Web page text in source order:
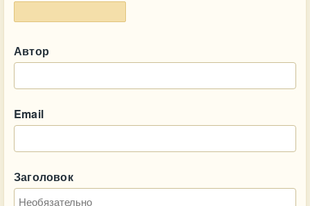
Автор
Email
Заголовок